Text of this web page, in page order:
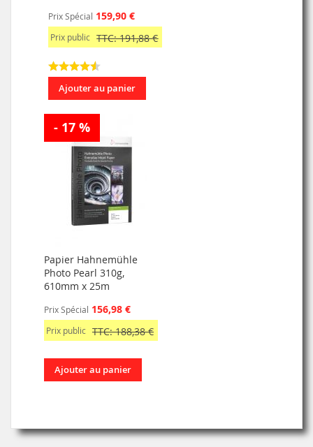
Prix Spécial 159,90 €
Prix public TTC: 191,88 €
Ajouter au panier
- 17 %
Papier Hahnemühle
Photo Pearl 310g,
610mm x 25m
Prix Spécial 156,98 €
Prix public TTC: 188,38 €
Ajouter au panier